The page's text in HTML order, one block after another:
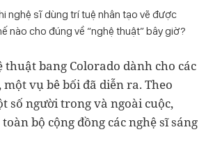
nghệ sĩ dùng trí tuệ nhân tạo vẽ được
nào cho đúng về “nghệ thuật” bây giờ?
bang Colorado dành cho các
vụ bê bối đã diễn ra. Theo
số người trong và ngoài cuộc,
bộ cộng đồng các nghệ sĩ sáng